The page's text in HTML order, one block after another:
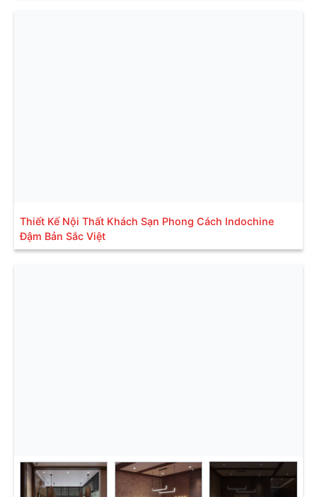
Thiết Kế Nội Thất Khách Sạn Phong Cách Indochine
Đậm Bản Sắc Việt